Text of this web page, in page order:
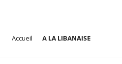
Accueil A LA LIBANAISE